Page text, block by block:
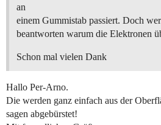
an
einem Gummistab passiert. Doch
beantworten warum die Elektronen
Schon mal vielen Dank
Hallo Per-Arno.
Die werden ganz einfach aus der
sagen abgebürstet!